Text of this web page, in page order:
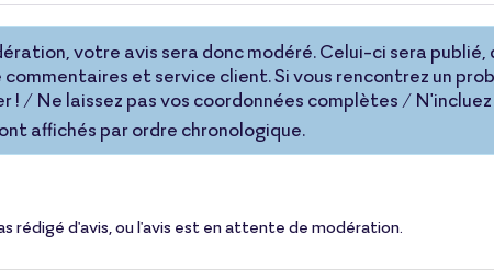
votre avis sera donc modéré. Celui-ci sera
et service client. Si vous rencontrez un
! / Ne laissez pas vos coordonnées complètes /
affichés par ordre chronologique.
rédigé d'avis, ou l'avis est en attente de modération.